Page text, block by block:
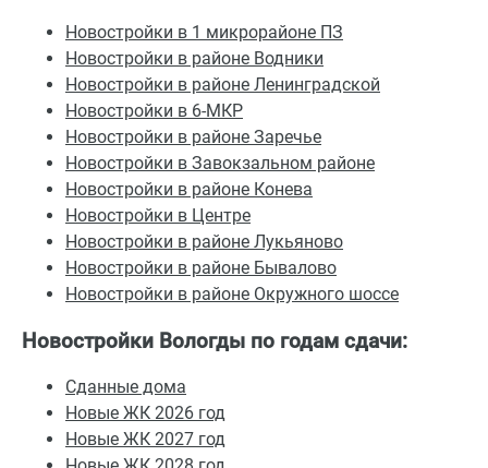
Новостройки в 1 микрорайоне ПЗ
Новостройки в районе Водники
Новостройки в районе Ленинградской
Новостройки в 6-МКР
Новостройки в районе Заречье
Новостройки в Завокзальном районе
Новостройки в районе Конева
Новостройки в Центре
Новостройки в районе Лукьяново
Новостройки в районе Бывалово
Новостройки в районе Окружного шоссе
Новостройки Вологды по годам сдачи:
Сданные дома
Новые ЖК 2026 год
Новые ЖК 2027 год